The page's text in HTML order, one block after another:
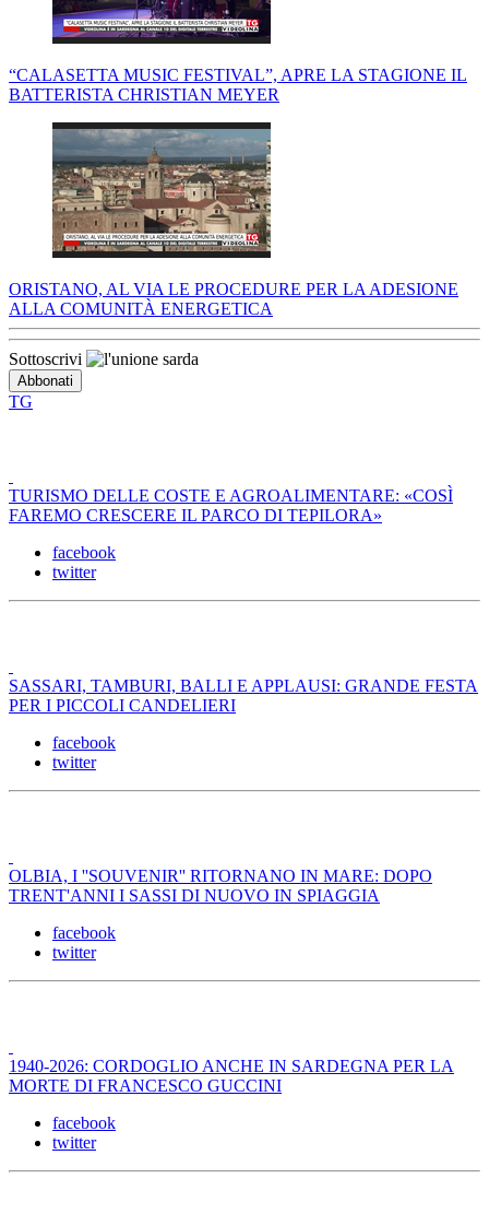
“CALASETTA MUSIC FESTIVAL”, APRE LA STAGIONE IL
BATTERISTA CHRISTIAN MEYER
ORISTANO, AL VIA LE PROCEDURE PER LA ADESIONE
ALLA COMUNITÀ ENERGETICA
Sottoscrivi
TG
TURISMO DELLE COSTE E AGROALIMENTARE: «COSÌ
FAREMO CRESCERE IL PARCO DI TEPILORA»
facebook
twitter
SASSARI, TAMBURI, BALLI E APPLAUSI: GRANDE FESTA
PER I PICCOLI CANDELIERI
facebook
twitter
OLBIA, I ''SOUVENIR'' RITORNANO IN MARE: DOPO
TRENT'ANNI I SASSI DI NUOVO IN SPIAGGIA
facebook
twitter
1940-2026: CORDOGLIO ANCHE IN SARDEGNA PER LA
MORTE DI FRANCESCO GUCCINI
facebook
twitter